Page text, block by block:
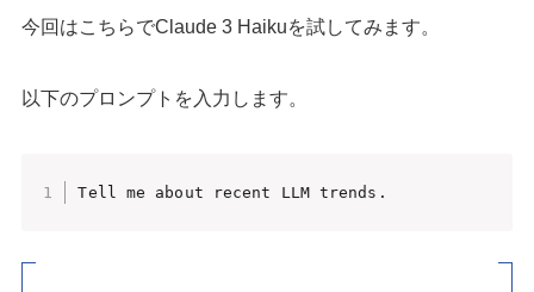
今回はこちらでClaude 3 Haikuを試してみます。
以下のプロンプトを入力します。
Tell me about recent LLM trends.